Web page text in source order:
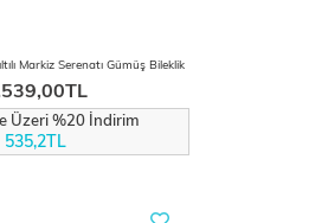
Markiz Serenatı Gümüş Bileklik
Üzeri %20 İndirim
535,2TL